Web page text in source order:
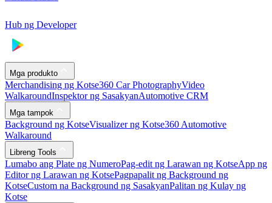
Hub ng Developer
Mga produkto
Merchandising ng Kotse360 Car PhotographyVideo
WalkaroundInspektor ng SasakyanAutomotive CRM
Mga tampok
Background ng KotseVisualizer ng Kotse360 Automotive
Walkaround
Libreng Tools
Lumabo ang Plate ng NumeroPag-edit ng Larawan ng KotseApp ng
Editor ng Larawan ng KotsePagpapalit ng Background ng
KotseCustom na Background ng SasakyanPalitan ng Kulay ng
Kotse